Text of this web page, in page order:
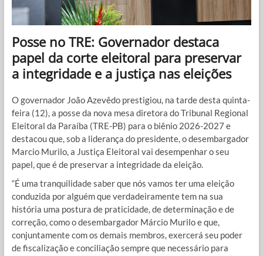
Posse no TRE: Governador destaca
papel da corte eleitoral para preservar
a integridade e a justiça nas eleições
O governador João Azevêdo prestigiou, na tarde desta quinta-
feira (12), a posse da nova mesa diretora do Tribunal Regional
Eleitoral da Paraíba (TRE-PB) para o biênio 2026-2027 e
destacou que, sob a liderança do presidente, o desembargador
Marcio Murilo, a Justiça Eleitoral vai desempenhar o seu
papel, que é de preservar a integridade da eleição.
“É uma tranquilidade saber que nós vamos ter uma eleição
conduzida por alguém que verdadeiramente tem na sua
história uma postura de praticidade, de determinação e de
correção, como o desembargador Márcio Murilo e que,
conjuntamente com os demais membros, exercerá seu poder
de fiscalização e conciliação sempre que necessário para